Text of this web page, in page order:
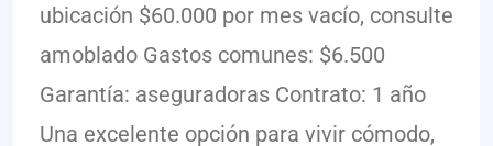
ubicación $60.000 por mes vacío, consulte
amoblado Gastos comunes: $6.500
Garantía: aseguradoras Contrato: 1 año
Una excelente opción para vivir cómodo,